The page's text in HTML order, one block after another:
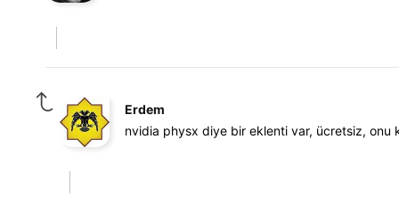
Erdem
nvidia physx diye bir eklenti var, ücretsiz, onu